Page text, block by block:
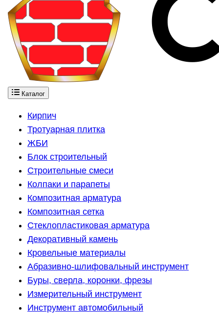
Каталог
Кирпич
Тротуарная плитка
ЖБИ
Блок строительный
Строительные смеси
Колпаки и парапеты
Композитная арматура
Композитная сетка
Стеклопластиковая арматура
Декоративный камень
Кровельные материалы
Абразивно-шлифовальный инструмент
Буры, сверла, коронки, фрезы
Измерительный инструмент
Инструмент автомобильный